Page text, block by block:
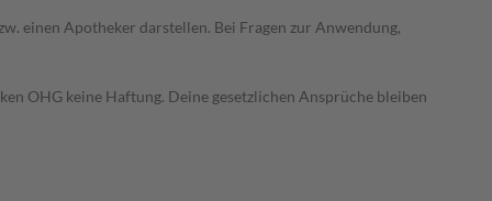
einen Apotheker darstellen. Bei Fragen zur Anwendung,
OHG keine Haftung. Deine gesetzlichen Ansprüche bleiben